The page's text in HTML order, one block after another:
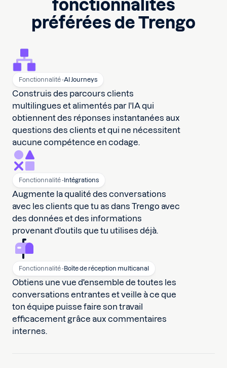
fonctionnalités
préférées de Trengo
Fonctionnalité -AI Journeys
Construis des parcours clients
multilingues et alimentés par l'IA qui
obtiennent des réponses instantanées aux
questions des clients et qui ne nécessitent
aucune compétence en codage.
Fonctionnalité -Intégrations
Augmente la qualité des conversations
avec les clients que tu as dans Trengo avec
des données et des informations
provenant d'outils que tu utilises déjà.
Fonctionnalité -Boîte de réception multicanal
Obtiens une vue d'ensemble de toutes les
conversations entrantes et veille à ce que
ton équipe puisse faire son travail
efficacement grâce aux commentaires
internes.